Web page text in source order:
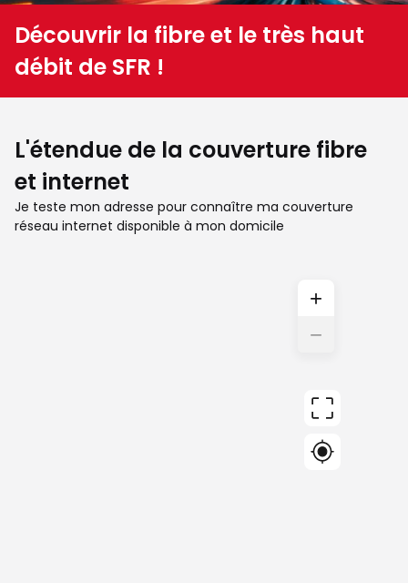
Découvrir la fibre et le très haut
débit de SFR !
L'étendue de la couverture fibre
et internet
Je teste mon adresse pour connaître ma couverture
réseau internet disponible à mon domicile
+
−